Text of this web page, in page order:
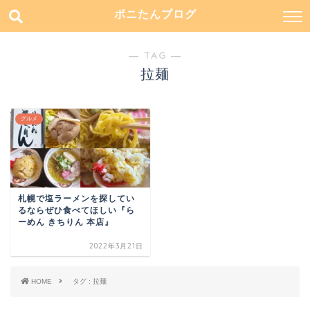
ポニたんブログ
― TAG ―
拉麺
グルメ
札幌で塩ラーメンを探してい
るならぜひ食べてほしい『ら
ーめん きちりん 本店』
2022年3月21日
HOME タグ : 拉麺